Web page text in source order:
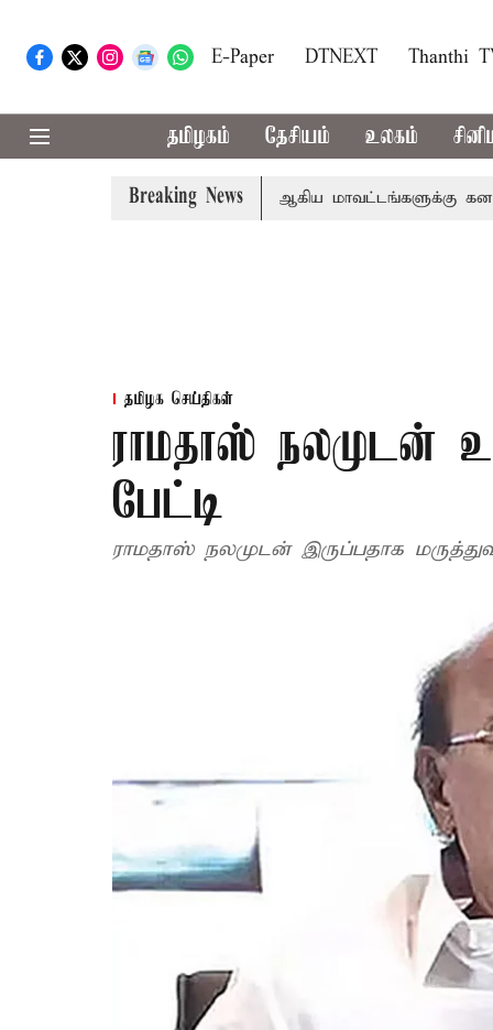
E-Paper DTNEXT Thanthi
தமிழகம் தேசியம் உலகம்
Breaking News
கோவை, தேனி,நீலகிரி ஆகிய மாவட்டங்களுக்கு கன மழை
தமிழக செய்திகள்
ராமதாஸ் நலமுடன்
பேட்டி
ராமதாஸ் நலமுடன் இருப்பதாக